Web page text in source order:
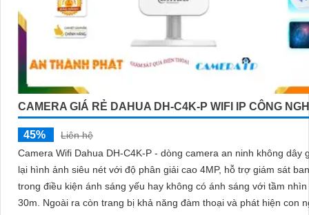
CAMERA GIÁ RẺ DAHUA DH-C4K-P WIFI IP CÔNG
45%
Liên hệ
Camera Wifi Dahua DH-C4K-P - dòng camera an ninh không dây
lại hình ảnh siêu nét với độ phân giải cao 4MP, hỗ trợ giám sát
trong điều kiện ánh sáng yếu hay không có ánh sáng với tầm nhìn
30m. Ngoài ra còn trang bị khả năng đàm thoại và phát hiện con người